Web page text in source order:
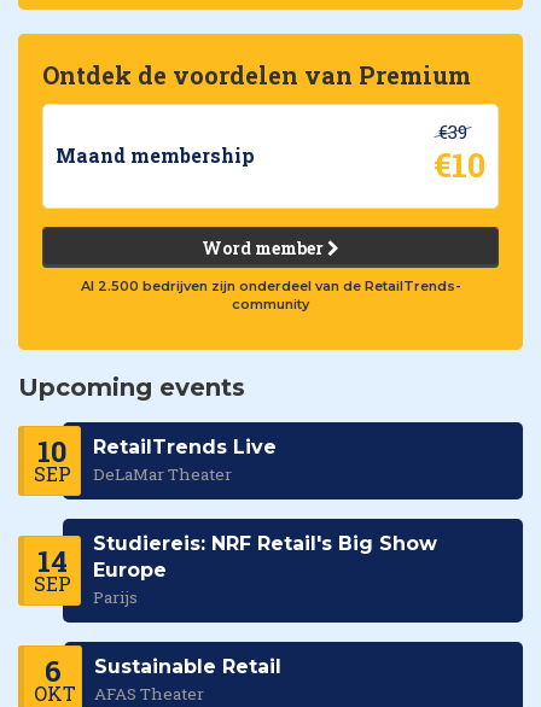
Ontdek de voordelen van Premium
Maand membership
€39
€10
Word member
Al 2.500 bedrijven zijn onderdeel van de RetailTrends-
community
Upcoming events
10
SEP
RetailTrends Live
DeLaMar Theater
14
SEP
Studiereis: NRF Retail's Big Show
Europe
Parijs
6
OKT
Sustainable Retail
AFAS Theater